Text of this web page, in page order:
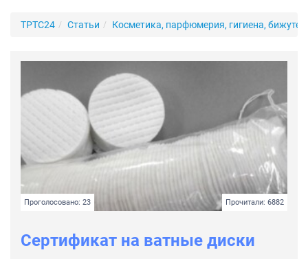
ТРТС24 Статьи Косметика, парфюмерия, гигиена,
Проголосовано: 23 Прочитали: 6882
Сертификат на ватные диски